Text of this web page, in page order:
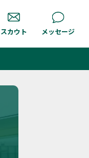
スカウト メッセージ